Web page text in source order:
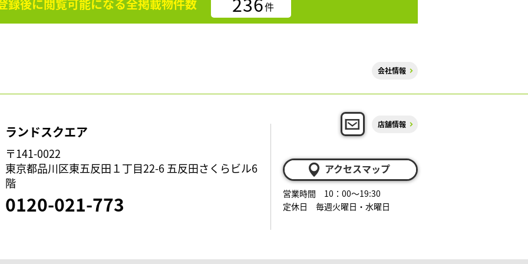
録後に閲覧可能になる全掲載物件数 件
会社情報
ランドスクエア
〒141-0022
東京都品川区東五反田１丁目22-6 五反田さくらビル6
階
0120-021-773
店舗情報
アクセスマップ
営業時間 10：00～19:30
定休日 毎週火曜日・水曜日